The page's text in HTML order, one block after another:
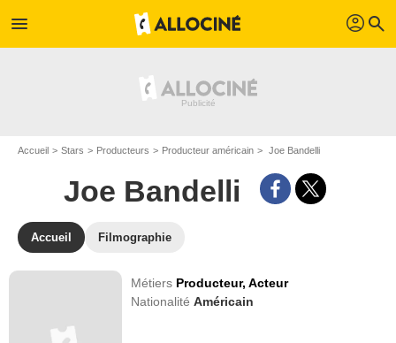
menu profil search
Accueil Stars Producteurs Producteur américain Joe Bandelli
Joe Bandelli
Accueil Filmographie
Métiers Producteur,Acteur
NationalitéAméricain